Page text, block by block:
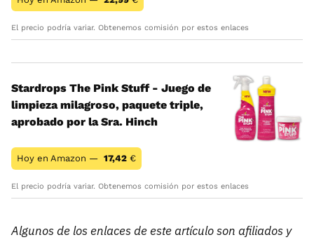
El precio podría variar. Obtenemos comisión por estos enlaces
Stardrops The Pink Stuff - Juego de
limpieza milagroso, paquete triple,
aprobado por la Sra. Hinch
Hoy en Amazon — 17,42 €
El precio podría variar. Obtenemos comisión por estos enlaces
Algunos de los enlaces de este artículo son afiliados y